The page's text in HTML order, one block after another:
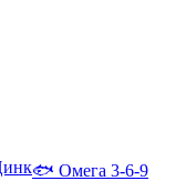
🐟 Омега 3-6-9